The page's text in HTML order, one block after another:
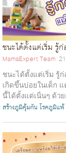
ชนะได้ตั้งแต่เริ่ม รู้
MamaExpert Team
ชนะได้ตั้งแต่เริ่ม
เกิดขึ้นบ่อยในเด็ก
นี้ได้ตั้งแต่เนิ่นๆ ด้ว
สร้างภูมิคุ้มกันโรคภูมิแพ้